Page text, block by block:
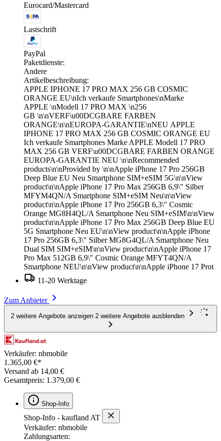
Eurocard/Mastercard
Lastschrift
PayPal
Paketdienste:
Andere
Artikelbeschreibung:
APPLE IPHONE 17 PRO MAX 256 GB COSMIC
ORANGE EU\nIch verkaufe Smartphones\nMarke
APPLE \nModell 17 PRO MAX \n256
GB \n\nVERF\u00DCGBARE FARBEN
ORANGE\n\nEUROPA-GARANTIE\nNEU APPLE
IPHONE 17 PRO MAX 256 GB COSMIC ORANGE EU
Ich verkaufe Smartphones Marke APPLE Modell 17 PRO
MAX 256 GB VERF\u00DCGBARE FARBEN ORANGE
EUROPA-GARANTIE NEU \n\nRecommended
products\n\nProvided by \n\nApple iPhone 17 Pro 256GB
Deep Blue EU Neu Smartphone SIM+eSIM 5G\n\nView
product\n\nApple iPhone 17 Pro Max 256GB 6,9\" Silber
MFYM4QN/A Smartphone SIM+eSIM Neu\n\nView
product\n\nApple iPhone 17 Pro 256GB 6,3\" Cosmic
Orange MG8H4QL/A Smartphone Neu SIM+eSIM\n\nView
product\n\nApple iPhone 17 Pro Max 256GB Deep Blue EU
5G Smartphone Neu EU\n\nView product\n\nApple iPhone
17 Pro 256GB 6,3\" Silber MG8G4QL/A Smartphone Neu
Dual SIM SIM+eSIM\n\nView product\n\nApple iPhone 17
Pro Max 512GB 6,9\" Cosmic Orange MFYT4QN/A
Smartphone NEU\n\nView product\n\nApple iPhone 17 Prot
11-20 Werktage
Zum Anbieter
2 weitere Angebote anzeigen 2 weitere Angebote ausblenden
Verkäufer: nbmobile
1.365,00 €*
Versand ab 14,00 €
Gesamtpreis: 1.379,00 €
Shop-Info
Shop-Info - kaufland AT
Verkäufer: nbmobile
Zahlungsarten: